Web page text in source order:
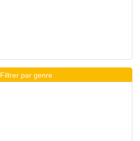
Filtrer par genre